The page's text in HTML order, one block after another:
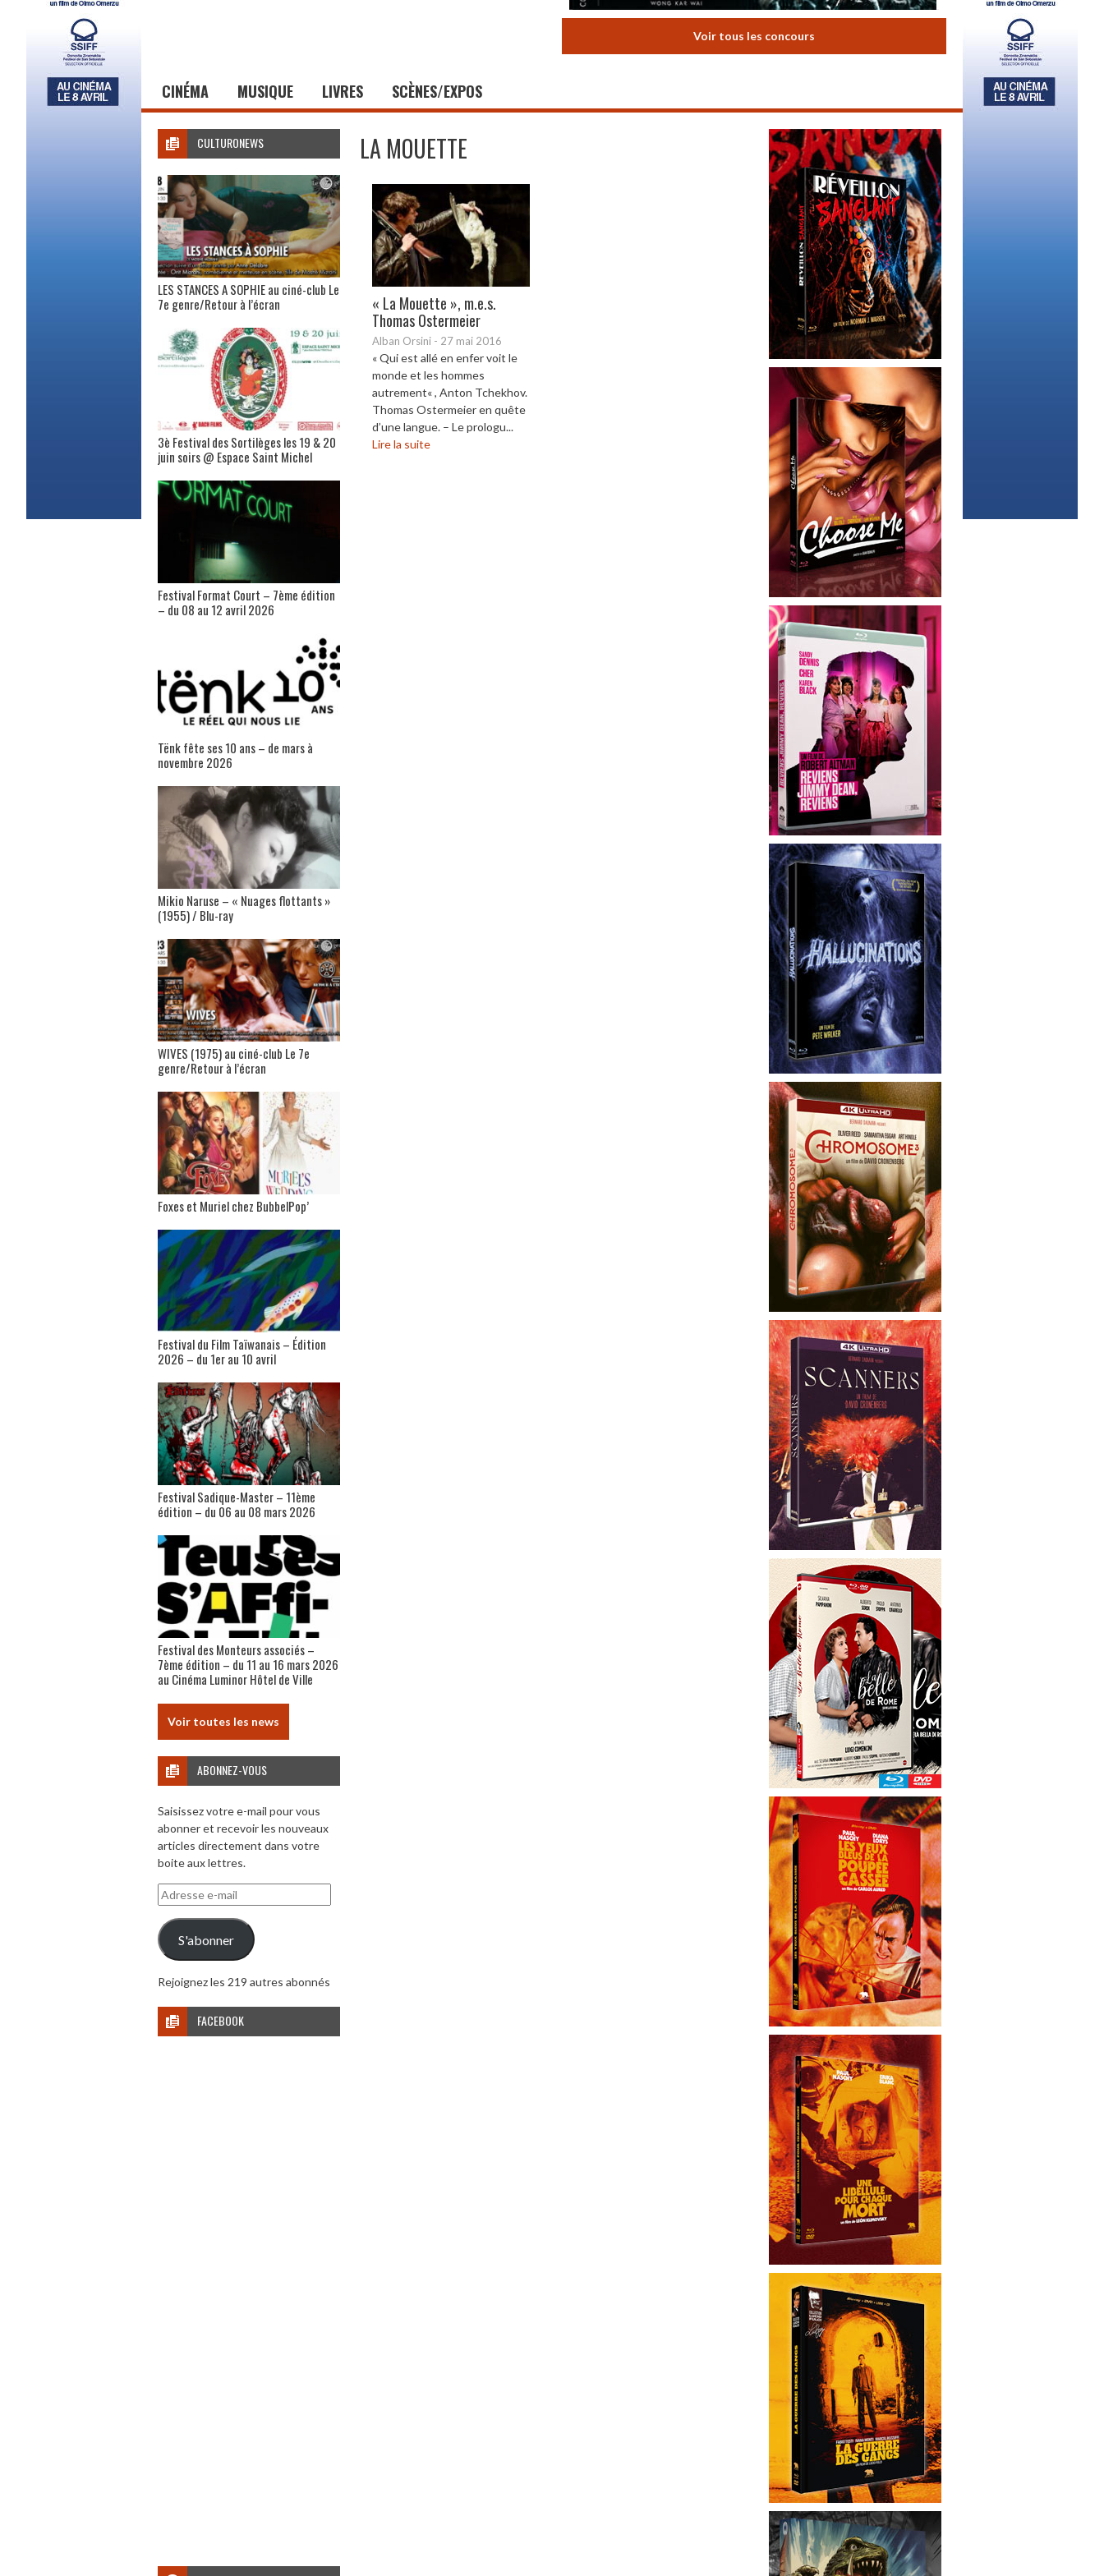
Voir tous les concours
CINÉMA MUSIQUE LIVRES SCÈNES/EXPOS
LA MOUETTE
« La Mouette », m.e.s.
Thomas Ostermeier
Alban Orsini - 27 mai 2016
« Qui est allé en enfer voit le
monde et les hommes
autrement« , Anton Tchekhov.
Thomas Ostermeier en quête
d’une langue. – Le prologu...
Lire la suite
CULTURONEWS
LES STANCES A SOPHIE au ciné-club Le
7e genre/Retour à l’écran
3è Festival des Sortilèges les 19 & 20
juin soirs @ Espace Saint Michel
Festival Format Court – 7ème édition
– du 08 au 12 avril 2026
Tënk fête ses 10 ans – de mars à
novembre 2026
Mikio Naruse – « Nuages flottants »
(1955) / Blu-ray
WIVES (1975) au ciné-club Le 7e
genre/Retour à l’écran
Foxes et Muriel chez BubbelPop’
Festival du Film Taïwanais – Édition
2026 – du 1er au 10 avril
Festival Sadique-Master – 11ème
édition – du 06 au 08 mars 2026
Festival des Monteurs associés –
7ème édition – du 11 au 16 mars 2026
au Cinéma Luminor Hôtel de Ville
Voir toutes les news
ABONNEZ-VOUS
Saisissez votre e-mail pour vous
abonner et recevoir les nouveaux
articles directement dans votre
boite aux lettres.
Adresse
e-
mail
S'abonner
Rejoignez les 219 autres abonnés
FACEBOOK